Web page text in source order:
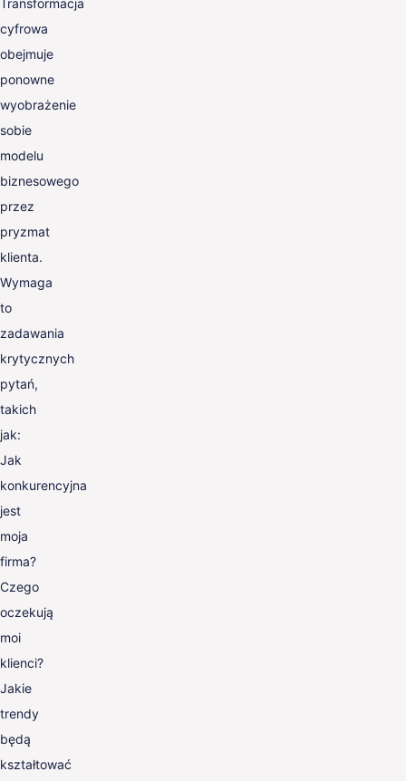
Transformacja
cyfrowa
obejmuje
ponowne
wyobrażenie
sobie
modelu
biznesowego
przez
pryzmat
klienta.
Wymaga
to
zadawania
krytycznych
pytań,
takich
jak:
Jak
konkurencyjna
jest
moja
firma?
Czego
oczekują
moi
klienci?
Jakie
trendy
będą
kształtować